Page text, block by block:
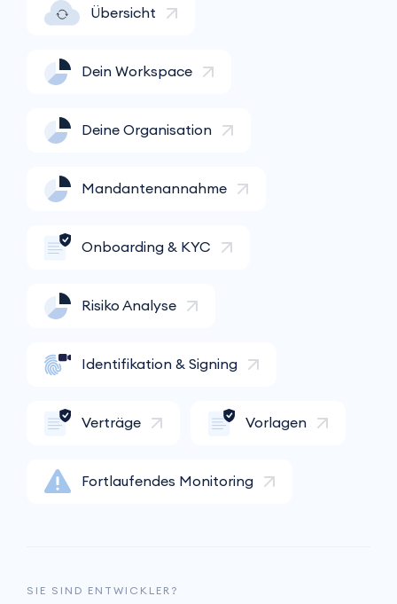
Übersicht
Dein Workspace
Deine Organisation
Mandantenannahme
Onboarding & KYC
Risiko Analyse
Identifikation & Signing
Verträge Vorlagen
Fortlaufendes Monitoring
SIE SIND ENTWICKLER?